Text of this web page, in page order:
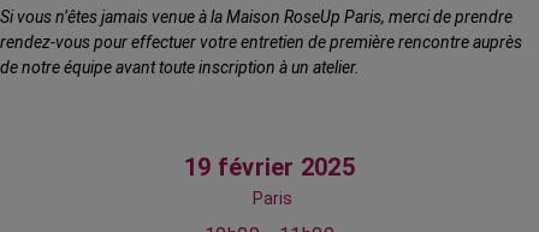
Si vous n’êtes jamais venue à la Maison RoseUp Paris, merci de prendre
rendez-vous pour effectuer votre entretien de première rencontre auprès
de notre équipe avant toute inscription à un atelier.
19 février 2025
Paris